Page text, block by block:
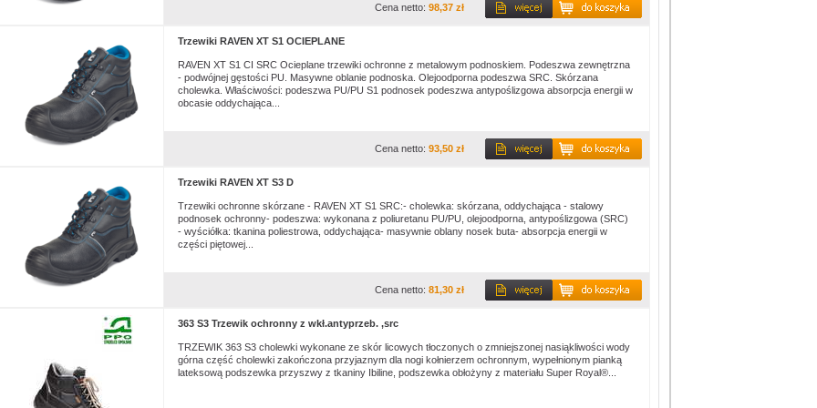
Cena netto: 98,37 zł
Trzewiki RAVEN XT S1 OCIEPLANE
RAVEN XT S1 CI SRC Ocieplane trzewiki ochronne z metalowym podnoskiem. Podeszwa zewnętrzna
- podwójnej gęstości PU. Masywne oblanie podnoska. Olejoodporna podeszwa SRC. Skórzana
cholewka. Właściwości: podeszwa PU/PU S1 podnosek podeszwa antypoślizgowa absorpcja energii w
obcasie oddychająca...
Cena netto: 93,50 zł
Trzewiki RAVEN XT S3 D
Trzewiki ochronne skórzane - RAVEN XT S1 SRC:- cholewka: skórzana, oddychająca - stalowy
podnosek ochronny- podeszwa: wykonana z poliuretanu PU/PU, olejoodporna, antypoślizgowa (SRC)
- wyściółka: tkanina poliestrowa, oddychająca- masywnie oblany nosek buta- absorpcja energii w
części piętowej...
Cena netto: 81,30 zł
363 S3 Trzewik ochronny z wkł.antyprzeb. ,src
TRZEWIK 363 S3 cholewki wykonane ze skór licowych tłoczonych o zmniejszonej nasiąkliwości wody
górna część cholewki zakończona przyjaznym dla nogi kołnierzem ochronnym, wypełnionym pianką
lateksową podszewka przyszwy z tkaniny Ibiline, podszewka obłożyny z materiału Super Royal®...